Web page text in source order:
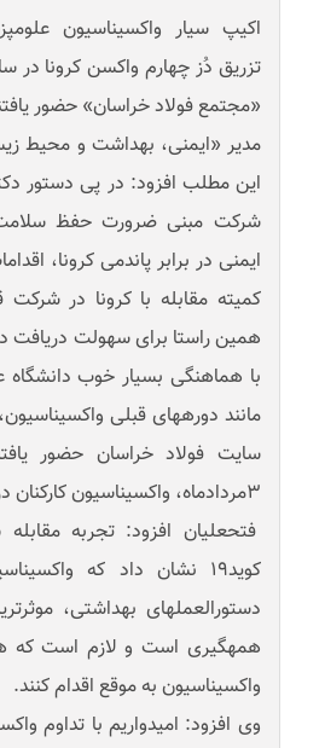
اکیپ سیار واکسیناسیون
تزریق دُز چهارم واکسن کرونا در
«مجتمع فولاد خراسان» حضور
مدیر «ایمنی، بهداشت و محیط
این مطلب افزود: در پی دستور
شرکت مبنی ضرورت حفظ سلامت
ایمنی در برابر پاندمی کرونا،
کمیته مقابله با کرونا در
همین راستا برای سهولت دریافت
با هماهنگی بسیار خوب دانشگاه
مانند دورههای قبلی
سایت فولاد خراسان حضور
۳مردادماه، واکسیناسیون کارکنان در حال انجام است.
فتحعلیان افزود: تجربه
کوید۱۹ نشان داد که
دستورالعملهای بهداشتی،
همهگیری است و لازم است که
واکسیناسیون به موقع اقدام کنند.
وی افزود: امیدواریم با تداوم